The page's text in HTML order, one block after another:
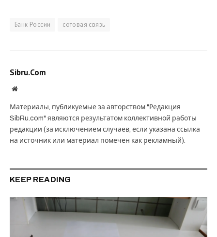
Банк России сотовая связь
Sibru.Com
Website
Материалы, публикуемые за авторством "Редакция
SibRu.com" являются результатом коллективной работы
редакции (за исключением случаев, если указана ссылка
на источник или материал помечен как рекламный).
KEEP READING